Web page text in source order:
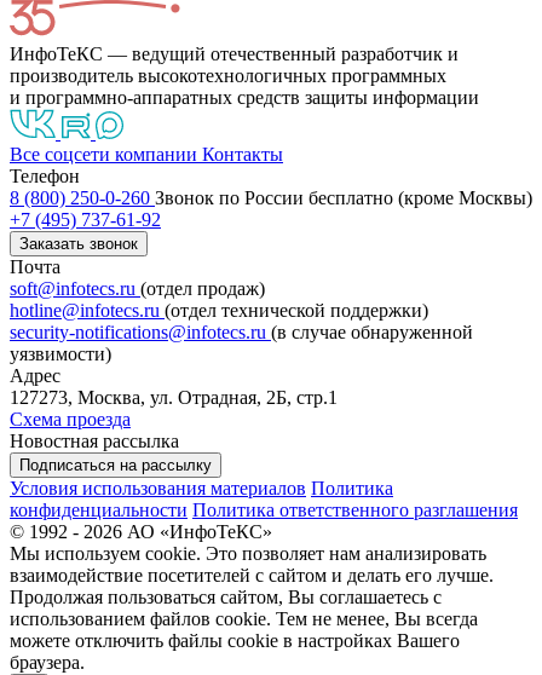
ИнфоТеКС — ведущий отечественный разработчик и
производитель высокотехнологичных программных
и программно-аппаратных средств защиты информации
Все соцсети компании Контакты
Телефон
8 (800) 250-0-260 Звонок по России бесплатно (кроме Москвы)
+7 (495) 737-61-92
Заказать звонок
Почта
soft@infotecs.ru (отдел продаж)
hotline@infotecs.ru (отдел технической поддержки)
security-notifications@infotecs.ru (в случае обнаруженной
уязвимости)
Адрес
127273, Москва, ул. Отрадная, 2Б, стр.1
Схема проезда
Новостная рассылка
Подписаться на рассылку
Условия использования материалов Политика
конфиденциальности Политика ответственного разглашения
© 1992 - 2026 АО «ИнфоТеКС»
Мы используем cookie. Это позволяет нам анализировать
взаимодействие посетителей с сайтом и делать его лучше.
Продолжая пользоваться сайтом, Вы соглашаетесь с
использованием файлов cookie. Тем не менее, Вы всегда
можете отключить файлы cookie в настройках Вашего
браузера.